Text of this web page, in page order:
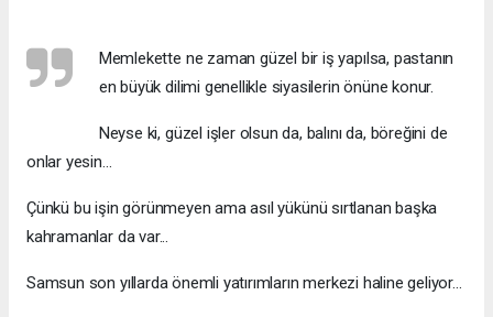
Memlekette ne zaman güzel bir iş yapılsa, pastanın
en büyük dilimi genellikle siyasilerin önüne konur.
Neyse ki, güzel işler olsun da, balını da, böreğini de
onlar yesin...
Çünkü bu işin görünmeyen ama asıl yükünü sırtlanan başka
kahramanlar da var...
Samsun son yıllarda önemli yatırımların merkezi haline geliyor...